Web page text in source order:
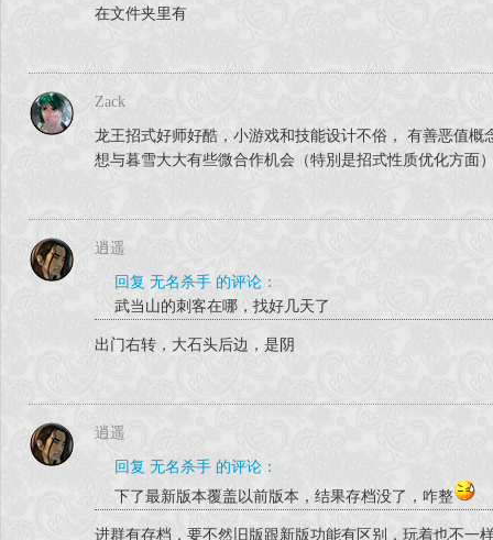
在文件夹里有
Zack
龙王招式好师好酷，小游戏和技能设计不俗， 有善恶值
想与暮雪大大有些微合作机会（特別是招式性质优化方面
逍遥
回复 无名杀手 的评论：
武当山的刺客在哪，找好几天了
出门右转，大石头后边，是阴
逍遥
回复 无名杀手 的评论：
下了最新版本覆盖以前版本，结果存档没了，咋整
进群有存档，要不然旧版跟新版功能有区别，玩着也不一